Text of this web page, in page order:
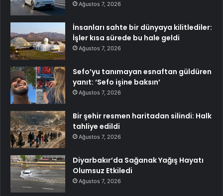
Ağustos 7, 2026
İnsanları sahte bir dünyaya kilitlediler:
İşler kısa sürede bu hale geldi
Ağustos 7, 2026
Sefo’yu tanımayan esnaftan güldüren
yanıt: ‘Sefo işine baksın’
Ağustos 7, 2026
Bir şehir resmen haritadan silindi: Halk
tahliye edildi
Ağustos 7, 2026
Diyarbakır’da Sağanak Yağış Hayatı
Olumsuz Etkiledi
Ağustos 7, 2026